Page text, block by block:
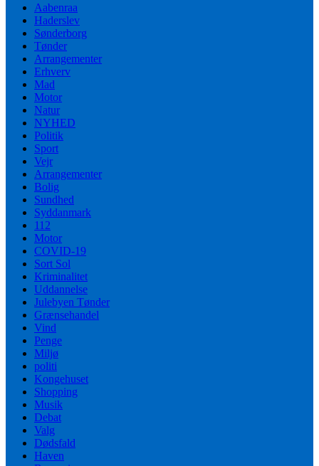
Aabenraa
Haderslev
Sønderborg
Tønder
Arrangementer
Erhverv
Mad
Motor
Natur
NYHED
Politik
Sport
Vejr
Arrangementer
Bolig
Sundhed
Syddanmark
112
Motor
COVID-19
Sort Sol
Kriminalitet
Uddannelse
Julebyen Tønder
Grænsehandel
Vind
Penge
Miljø
politi
Kongehuset
Shopping
Musik
Debat
Valg
Dødsfald
Haven